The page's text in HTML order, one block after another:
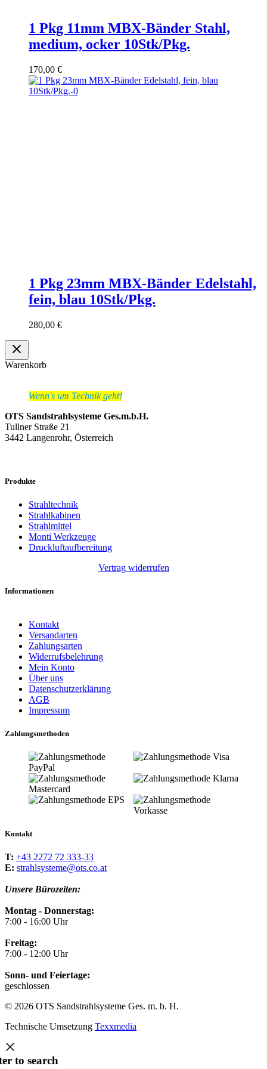
1 Pkg 11mm MBX-Bänder Stahl,
medium, ocker 10Stk/Pkg.
170,00 €
1 Pkg 23mm MBX-Bänder Edelstahl,
fein, blau 10Stk/Pkg.
280,00 €
Warenkorb
Wenn's um Technik geht!
OTS Sandstrahlsysteme Ges.m.b.H.
Tullner Straße 21
3442 Langenrohr, Österreich
Produkte
Strahltechnik
Strahlkabinen
Strahlmittel
Monti Werkzeuge
Druckluftaufbereitung
Vertrag widerrufen
Informationen
Kontakt
Versandarten
Zahlungsarten
Widerrufsbelehrung
Mein Konto
Über uns
Datenschutzerklärung
AGB
Impressum
Zahlungsmethoden
Kontakt
T: +43 2272 72 333-33
E: strahlsysteme@ots.co.at
Unsere Bürozeiten:
Montag - Donnerstag:
7:00 - 16:00 Uhr
Freitag:
7:00 - 12:00 Uhr
Sonn- und Feiertage:
geschlossen
© 2026 OTS Sandstrahlsysteme Ges. m. b. H.
Technische Umsetzung Texxmedia
to search